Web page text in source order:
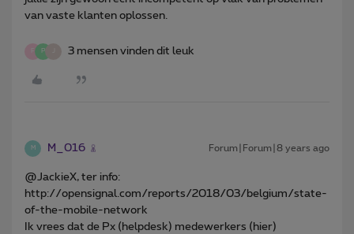
van vaste klanten oplossen.
P 3 mensen vinden dit leuk
M M_016 Forum|Forum|8 years ago
@JackieX, ter info:
http://opensignal.com/reports/2018/03/belgium/state-
of-the-mobile-network
Ik vrees dat de Px (helpdesk) medewerkers (hier)